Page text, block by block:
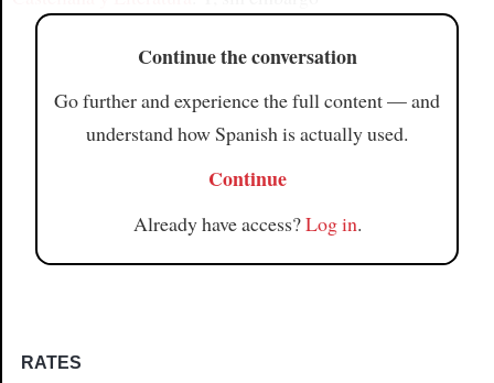
Continue the conversation
Go further and experience the full content — and
understand how Spanish is actually used.
Continue
Already have access?Log in.
RATES